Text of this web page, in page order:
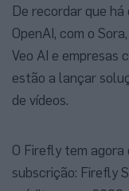
De recordar que
OpenAI, com o
Veo AI e empresas
estão a lançar
de vídeos.
O Firefly tem agora
subscrição: Firefly